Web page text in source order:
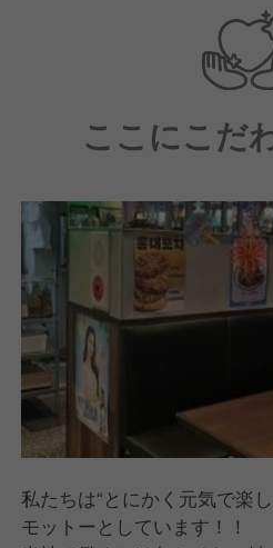
最大化させるための販売施
業務内容が幅広く裁量が多い
飲食店を経営する上で必要な
当社で活躍の場を広げてい
飲食人として成長できる環
◇★ 店舗経営の楽しさ難し
カフェ、イタリアン、懐石
韓国料理などそれぞれが個
様々なブランドを開発し、
現在では100ブランドを超え
当社のブランド開発の特徴は
本部だけで決めていないの
メニューだってそう。
食材、見栄え、価格帯…など
ここにこだ
私たちは“とにかく元気で楽
モットーとしています！！